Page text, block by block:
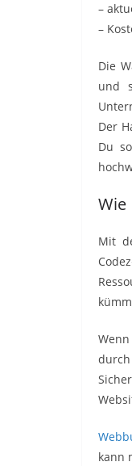
–
–
Die
und
Der
Du
Wie
Mit
kann